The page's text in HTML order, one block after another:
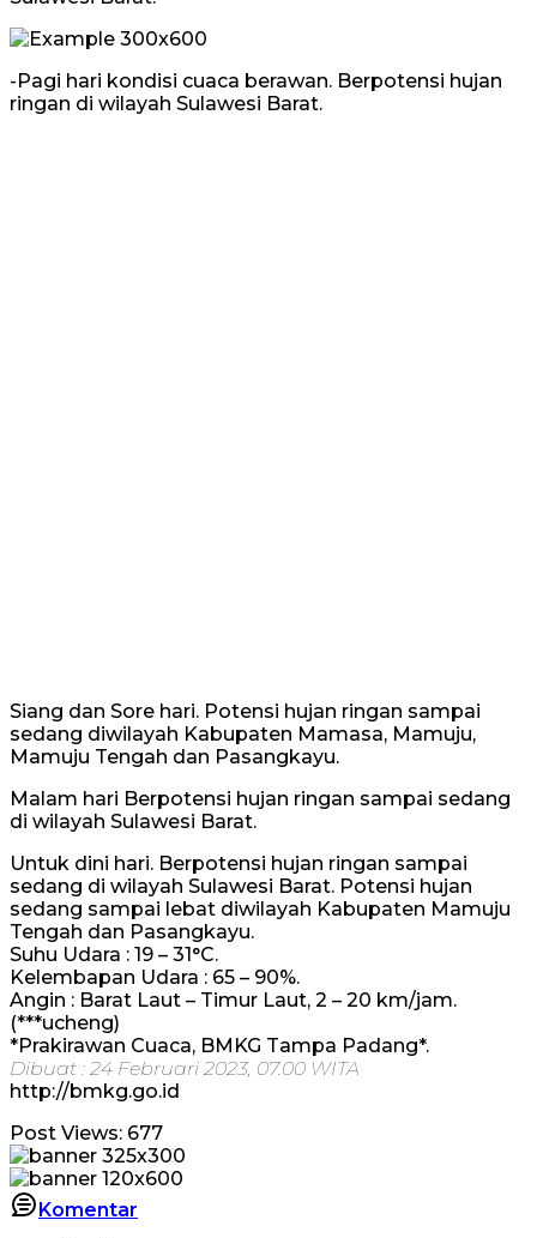
-Pagi hari kondisi cuaca berawan. Berpotensi hujan
ringan di wilayah Sulawesi Barat.
Siang dan Sore hari. Potensi hujan ringan sampai
sedang diwilayah Kabupaten Mamasa, Mamuju,
Mamuju Tengah dan Pasangkayu.
Malam hari Berpotensi hujan ringan sampai sedang
di wilayah Sulawesi Barat.
Untuk dini hari. Berpotensi hujan ringan sampai
sedang di wilayah Sulawesi Barat. Potensi hujan
sedang sampai lebat diwilayah Kabupaten Mamuju
Tengah dan Pasangkayu.
Suhu Udara : 19 – 31°C.
Kelembapan Udara : 65 – 90%.
Angin : Barat Laut – Timur Laut, 2 – 20 km/jam.
(***ucheng)
*Prakirawan Cuaca, BMKG Tampa Padang*.
Dibuat : 24 Februari 2023, 07.00 WITA
http://bmkg.go.id
Post Views: 677
Komentar